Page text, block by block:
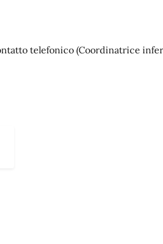
telefonico (Coordinatrice